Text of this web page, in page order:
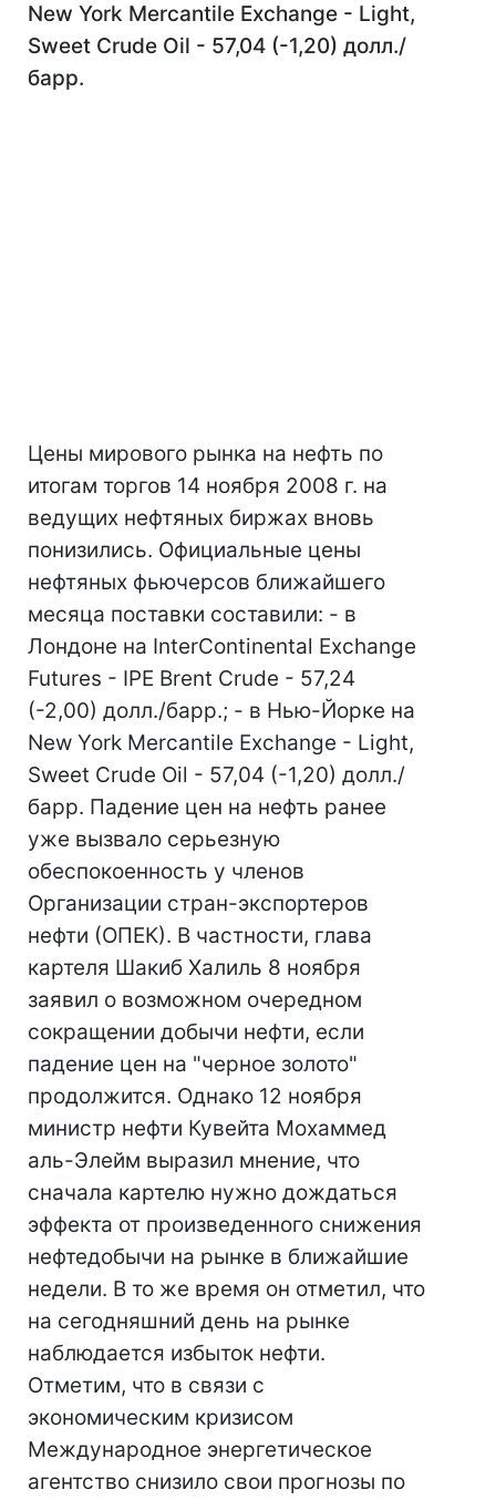
New York Mercantile Exchange - Light,
Sweet Crude Oil - 57,04 (-1,20) долл./
барр.
Цены мирового рынка на нефть по
итогам торгов 14 ноября 2008 г. на
ведущих нефтяных биржах вновь
понизились. Официальные цены
нефтяных фьючерсов ближайшего
месяца поставки составили: - в
Лондоне на InterContinental Exchange
Futures - IPE Brent Crude - 57,24
(-2,00) долл./барр.; - в Нью-Йорке на
New York Mercantile Exchange - Light,
Sweet Crude Oil - 57,04 (-1,20) долл./
барр. Падение цен на нефть ранее
уже вызвало серьезную
обеспокоенность у членов
Организации стран-экспортеров
нефти (ОПЕК). В частности, глава
картеля Шакиб Халиль 8 ноября
заявил о возможном очередном
сокращении добычи нефти, если
падение цен на "черное золото"
продолжится. Однако 12 ноября
министр нефти Кувейта Мохаммед
аль-Элейм выразил мнение, что
сначала картелю нужно дождаться
эффекта от произведенного снижения
нефтедобычи на рынке в ближайшие
недели. В то же время он отметил, что
на сегодняшний день на рынке
наблюдается избыток нефти.
Отметим, что в связи с
экономическим кризисом
Международное энергетическое
агентство снизило свои прогнозы по